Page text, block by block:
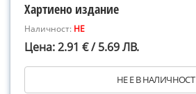
Хартиено издание
Наличност: НЕ
Цена: 2.91 € / 5.69 ЛВ.
НЕ Е В НАЛИЧНОСТ